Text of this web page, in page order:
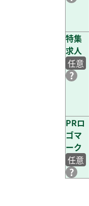
特集
求人
任意
PRロ
ゴマ
ーク
任意